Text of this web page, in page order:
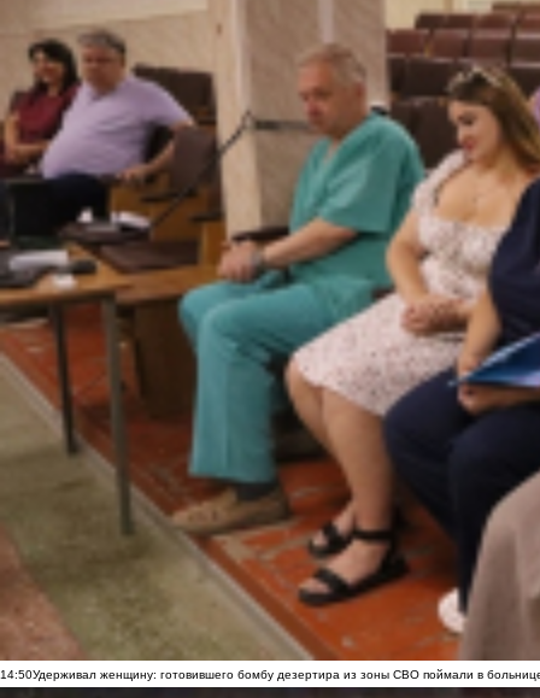
14:50Удерживал женщину: готовившего бомбу дезертира из зоны СВО поймали в